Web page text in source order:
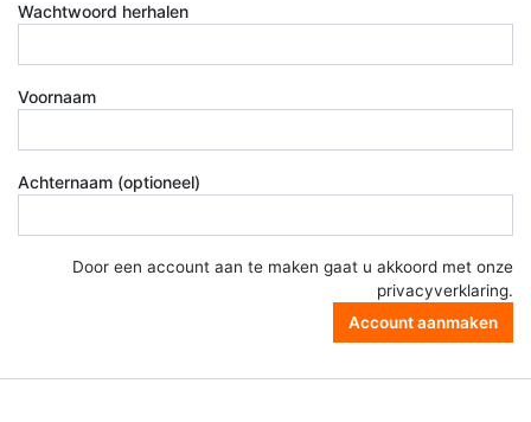
Wachtwoord herhalen
Voornaam
Achternaam (optioneel)
Door een account aan te maken gaat u akkoord met onze
privacyverklaring.
Account aanmaken